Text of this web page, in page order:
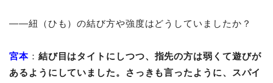
――紐（ひも）の結び方や強度はどうしていましたか？
宮本： 結び目はタイトにしつつ、指先の方は弱くて遊びが
あるようにしていました。さっきも言ったように、スパイ